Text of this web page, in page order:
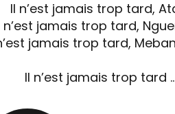
Il n’est jamais trop tard,
n’est jamais trop tard,
jamais trop tard,
Il n’est jamais trop tard